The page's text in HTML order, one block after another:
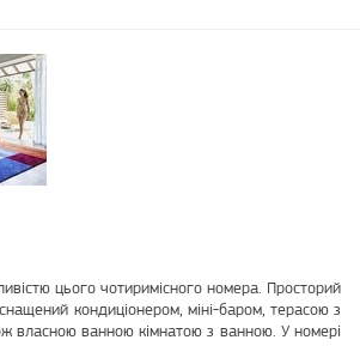
цього чотиримісного номера. Просторий
кондиціонером, міні-баром, терасою з
власною ванною кімнатою з ванною. У номері